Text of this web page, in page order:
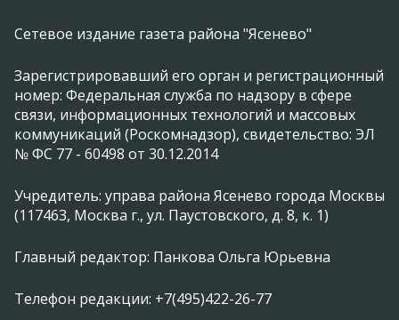
Сетевое издание газета района "Ясенево"
Зарегистрировавший его орган и регистрационный
номер: Федеральная служба по надзору в сфере
связи, информационных технологий и массовых
коммуникаций (Роскомнадзор), свидетельство: ЭЛ
№ ФС 77 - 60498 от 30.12.2014
Учредитель: управа района Ясенево города Москвы
(117463, Москва г., ул. Паустовского, д. 8, к. 1)
Главный редактор: Панкова Ольга Юрьевна
Телефон редакции: +7(495)422-26-77